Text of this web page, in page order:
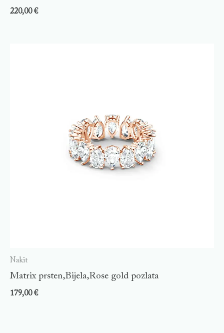
220,00€
Nakit
Matrix prsten,Bijela,Rose gold pozlata
179,00€